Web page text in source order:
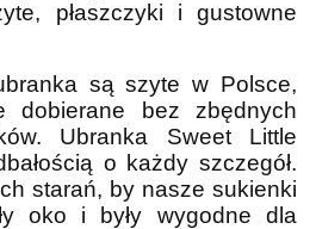
płaszczyki i gustowne
są szyte w Polsce,
dobierane bez zbędnych
Ubranka Sweet Little
o każdy szczegół.
starań, by nasze sukienki
oko i były wygodne dla